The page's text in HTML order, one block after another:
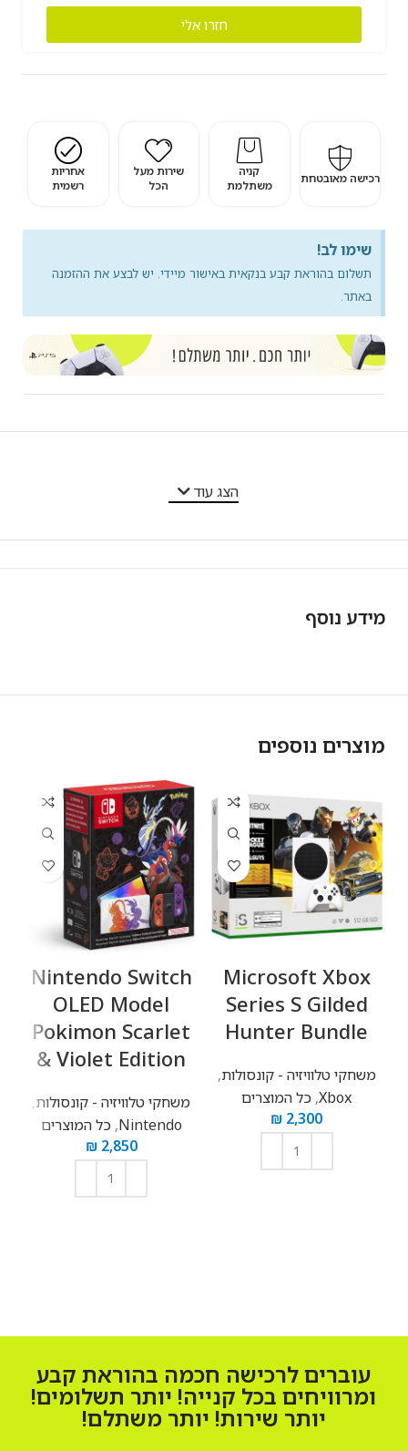
חזרו אלי
רכישה מאובטחת
קניה
משתלמת
שירות מעל
הכל
אחריות
רשמית
שימו לב!
תשלום בהוראת קבע בנקאית באישור מיידי. יש לבצע את ההזמנה
באתר.
הצג עוד
מידע נוסף
מוצרים נוספים
Microsoft Xbox
Series S Gilded
Hunter Bundle
משחקי טלוויזיה - קונסולות,
Xbox
,כל המוצרים
₪ 2,300
Nintendo Switch
OLED Model
Pokimon Scarlet
& Violet Edition
משחקי טלוויזיה - קונסולות,
Nintendo
,כל המוצרים
₪2,850
עוברים לרכישה חכמה בהוראת קבע
ומרוויחים בכל קנייה! יותר תשלומים!
יותר שירות! יותר משתלם!